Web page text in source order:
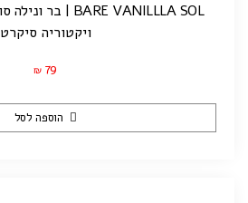
BARE VANILLLA SOL | בר ונילה סול קרם גוף | 236 מ"ל
ויקטוריה סיקרט
₪ 79
הוספה לסל